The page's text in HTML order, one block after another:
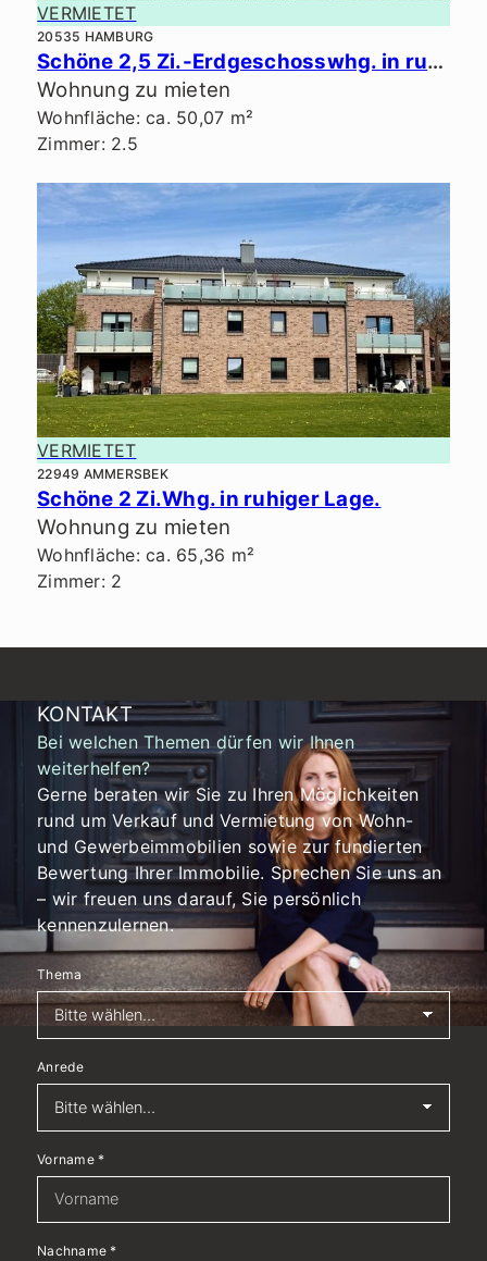
VERMIETET
20535 HAMBURG
Schöne 2,5 Zi.-Erdgeschosswhg. in ruhiger Lage.
Wohnung zu mieten
Wohnfläche: ca. 50,07 m²
Zimmer: 2.5
VERMIETET
22949 AMMERSBEK
Schöne 2 Zi.Whg. in ruhiger Lage.
Wohnung zu mieten
Wohnfläche: ca. 65,36 m²
Zimmer: 2
KONTAKT
Bei welchen Themen dürfen wir Ihnen
weiterhelfen?
Gerne beraten wir Sie zu Ihren Möglichkeiten
rund um Verkauf und Vermietung von Wohn-
und Gewerbeimmobilien sowie zur fundierten
Bewertung Ihrer Immobilie. Sprechen Sie uns an
– wir freuen uns darauf, Sie persönlich
kennenzulernen.
Thema
Anrede
Vorname*
Nachname*